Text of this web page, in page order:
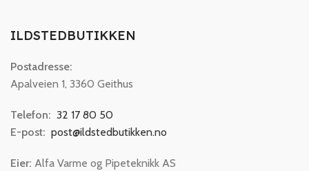
ILDSTEDBUTIKKEN
Postadresse:
Apalveien 1, 3360 Geithus
Telefon: 32 17 80 50
E-post: post@ildstedbutikken.no
Eier: Alfa Varme og Pipeteknikk AS